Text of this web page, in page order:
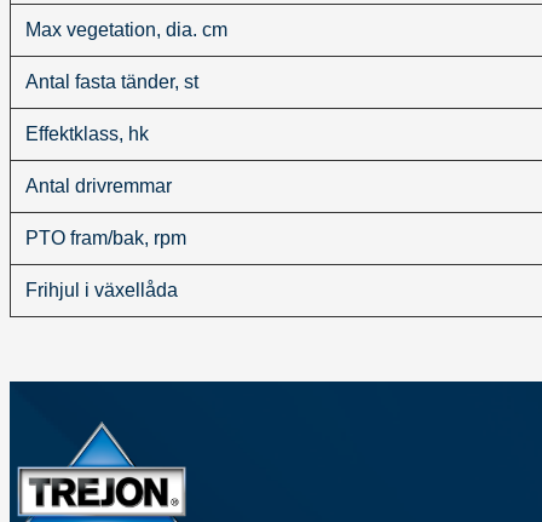
Max vegetation, dia. cm
Antal fasta tänder, st
Effektklass, hk
Antal drivremmar
PTO fram/bak, rpm
Frihjul i växellåda